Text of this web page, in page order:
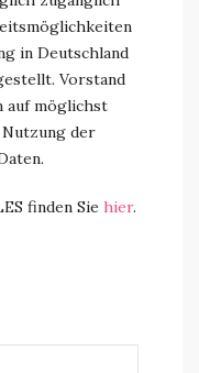
in Deutschland
Vorstand
auf möglichst
der
finden Sie hier.